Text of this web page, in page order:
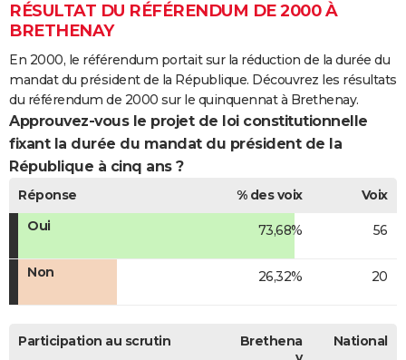
RÉSULTAT DU RÉFÉRENDUM DE 2000 À
BRETHENAY
En 2000, le référendum portait sur la réduction de la durée du
mandat du président de la République. Découvrez les résultats
du référendum de 2000 sur le quinquennat à Brethenay.
Approuvez-vous le projet de loi constitutionnelle
fixant la durée du mandat du président de la
République à cinq ans ?
Réponse % des voix
Voix
Oui
73,68% 56
Non 26,32% 20
Participation au scrutin
Brethena
National